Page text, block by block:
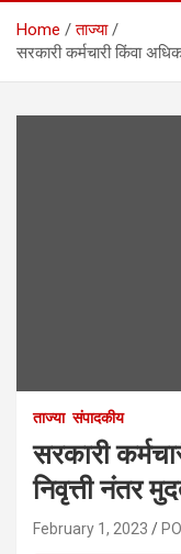
Home
ताज्या
सरकारी कर्मचारी किंवा
ताज्या संपादकीय
सरकारी
निवृत्ती नंतर
February 1, 2023